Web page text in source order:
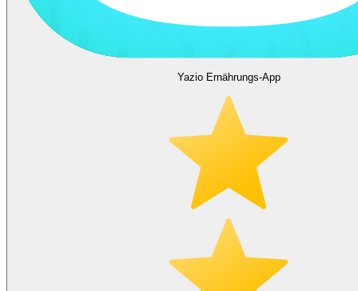
Yazio Ernährungs-App